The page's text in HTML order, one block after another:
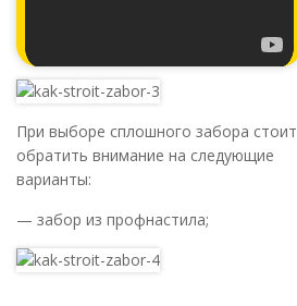
При выборе сплошного забора стоит
обратить внимание на следующие
варианты:
— забор из профнастила;